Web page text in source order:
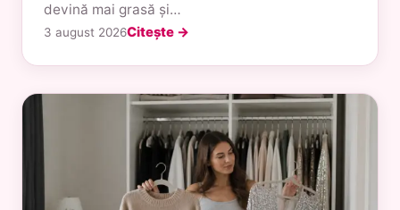
devină mai grasă și…
3 august 2026Citește →